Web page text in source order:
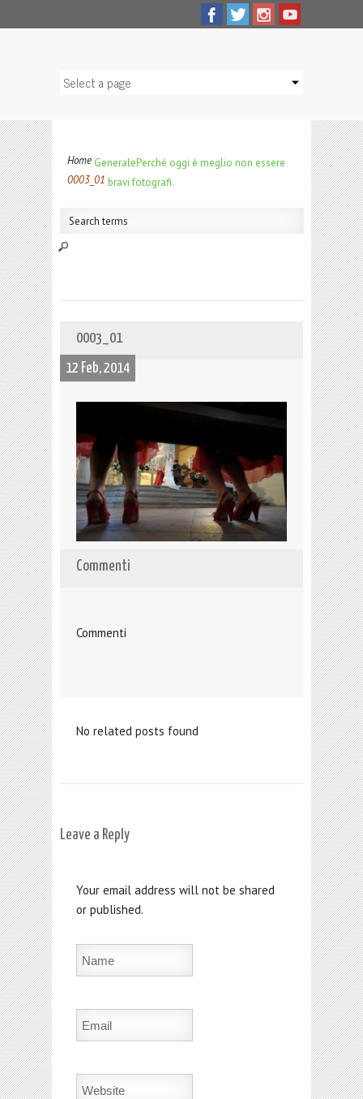
Home GeneralePerché oggi è meglio non essere
bravi fotografi.
0003_01
0003_01
12 Feb, 2014
Commenti
Commenti
No related posts found
Leave a Reply
Your email address will not be shared
or published.